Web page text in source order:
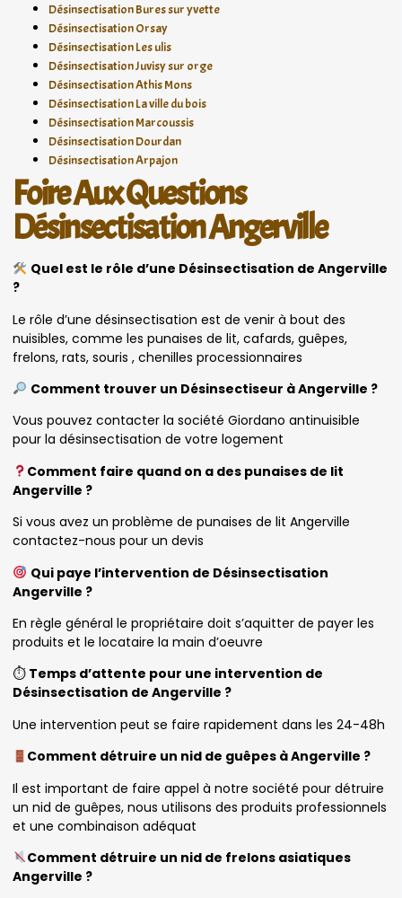
Désinsectisation Bures sur yvette
Désinsectisation Orsay
Désinsectisation Les ulis
Désinsectisation Juvisy sur orge
Désinsectisation Athis Mons
Désinsectisation La ville du bois
Désinsectisation Marcoussis
Désinsectisation Dourdan
Désinsectisation Arpajon
Foire Aux Questions
Désinsectisation Angerville
Quel est le rôle d’une Désinsectisation de Angerville
?
Le rôle d’une désinsectisation est de venir à bout des
nuisibles, comme les punaises de lit, cafards, guêpes,
frelons, rats, souris , chenilles processionnaires
Comment trouver un Désinsectiseur à Angerville ?
Vous pouvez contacter la société Giordano antinuisible
pour la désinsectisation de votre logement
Comment faire quand on a des punaises de lit
Angerville ?
Si vous avez un problème de punaises de lit Angerville
contactez-nous pour un devis
Qui paye l’intervention de Désinsectisation
Angerville ?
En règle général le propriétaire doit s’aquitter de payer les
produits et le locataire la main d’oeuvre
⏱ Temps d’attente pour une intervention de
Désinsectisation de Angerville ?
Une intervention peut se faire rapidement dans les 24-48h
Comment détruire un nid de guêpes à Angerville ?
Il est important de faire appel à notre société pour détruire
un nid de guêpes, nous utilisons des produits professionnels
et une combinaison adéquat
Comment détruire un nid de frelons asiatiques
Angerville ?